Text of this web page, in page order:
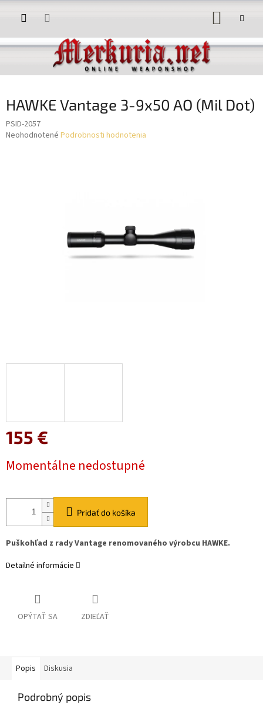
Prejsť
HAWKE Vantage 3-9x50 AO (Mil Dot)
PSID-2057
Priemerné
Neohodnotené Podrobnosti hodnotenia
155 €
cena:
Momentálne nedostupné
Pridať do košíka
Puškohľad z rady Vantage renomovaného výrobcu HAWKE.
Detailné informácie
OPÝTAŤ SA ZDIEĽAŤ
Popis Diskusia
Podrobný popis